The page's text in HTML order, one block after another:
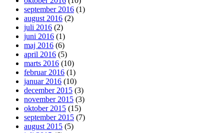
september 2016 (1)
august 2016 (2)
juli 2016 (2)
juni 2016 (1)
maj 2016 (6)
april 2016 (5)
marts 2016 (10)
februar 2016 (1)
januar 2016 (10)
december 2015 (3)
november 2015 (3)
oktober 2015 (15)
september 2015 (7)
august 2015 (5)